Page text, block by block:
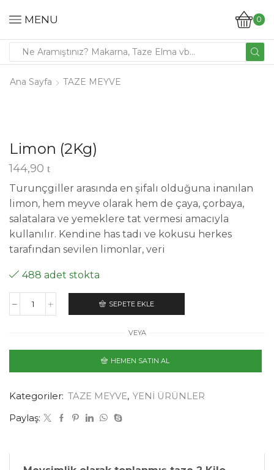
MENU 0
Ana Sayfa TAZE MEYVE
Limon (2Kg)
144,90
Turunçgiller arasında en şifalı olduğuna inanılan
limon, hem meyve olarak hem de çaya, çorbaya,
salatalara ve yemeklere tat vermesi amacıyla
kullanılır. Kendine has tadı ve kokusu herkes
tarafından sevilen limonlar, veri
488 adet stokta
SEPETE EKLE
VEYA
HEMEN SATIN AL
Kategoriler: TAZE MEYVE, YENİ ÜRÜNLER
Paylaş: